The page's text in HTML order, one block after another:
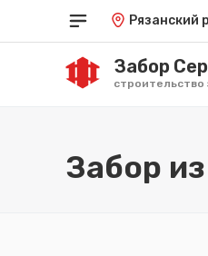
Рязанский
Забор
строительство
Забор